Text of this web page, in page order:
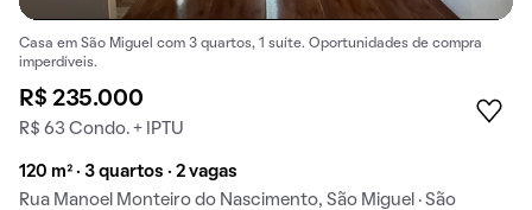
Casa em São Miguel com 3 quartos, 1 suíte. Oportunidades de compra
imperdíveis.
R$ 235.000
R$ 63 Condo. + IPTU
120 m² · 3 quartos · 2 vagas
Rua Manoel Monteiro do Nascimento, São Miguel · São